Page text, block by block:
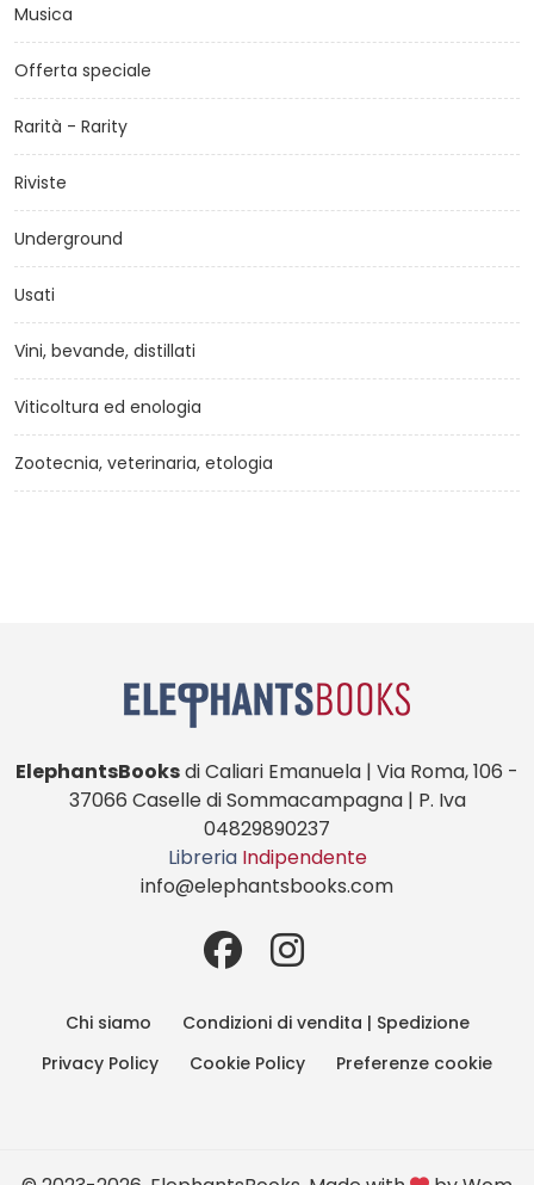
Musica
Offerta speciale
Rarità - Rarity
Riviste
Underground
Usati
Vini, bevande, distillati
Viticoltura ed enologia
Zootecnia, veterinaria, etologia
ElephantsBooksdi Caliari Emanuela | Via Roma, 106 -
37066 Caselle di Sommacampagna | P. Iva
04829890237
Libreria Indipendente
info@elephantsbooks.com
Chi siamo
Condizioni di vendita | Spedizione
Privacy Policy
Cookie Policy Preferenze cookie